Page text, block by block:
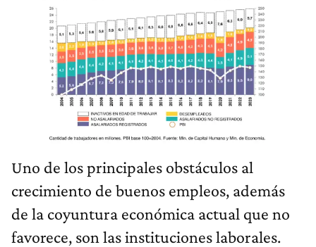
Uno de los principales obstáculos al
crecimiento de buenos empleos, además
de la coyuntura económica actual que no
favorece, son las instituciones laborales.